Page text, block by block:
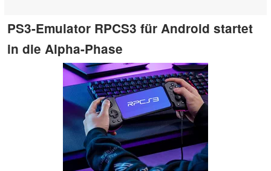
PS3-Emulator RPCS3 für Android startet
in die Alpha-Phase